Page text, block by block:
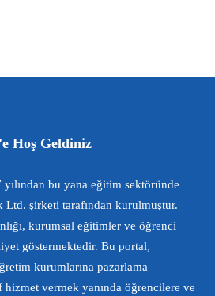
Hoş Geldiniz
bu yana eğitim sektöründe
Ltd. şirketi tarafından kurulmuştur.
kurumsal eğitimler ve öğrenci
göstermektedir. Bu portal,
kurumlarına pazarlama
hizmet vermek yanında öğrencilere ve